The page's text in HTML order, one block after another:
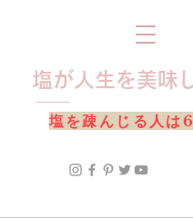
塩を疎んじる人は
塩が人生を美味